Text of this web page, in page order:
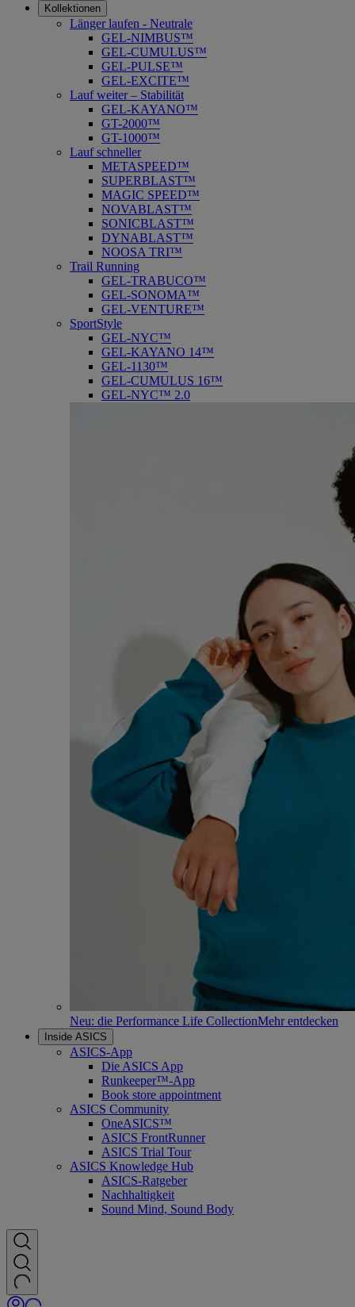
Kollektionen
Länger laufen - Neutrale
GEL-NIMBUS™
GEL-CUMULUS™
GEL-PULSE™
GEL-EXCITE™
Lauf weiter – Stabilität
GEL-KAYANO™
GT-2000™
GT-1000™
Lauf schneller
METASPEED™
SUPERBLAST™
MAGIC SPEED™
NOVABLAST™
SONICBLAST™
DYNABLAST™
NOOSA TRI™
Trail Running
GEL-TRABUCO™
GEL-SONOMA™
GEL-VENTURE™
SportStyle
GEL-NYC™
GEL-KAYANO 14™
GEL-1130™
GEL-CUMULUS 16™
GEL-NYC™ 2.0
Neu: die Performance Life CollectionMehr entdecken
Inside ASICS
ASICS-App
Die ASICS App
Runkeeper™-App
Book store appointment
ASICS Community
OneASICS™
ASICS FrontRunner
ASICS Trial Tour
ASICS Knowledge Hub
ASICS-Ratgeber
Nachhaltigkeit
Sound Mind, Sound Body